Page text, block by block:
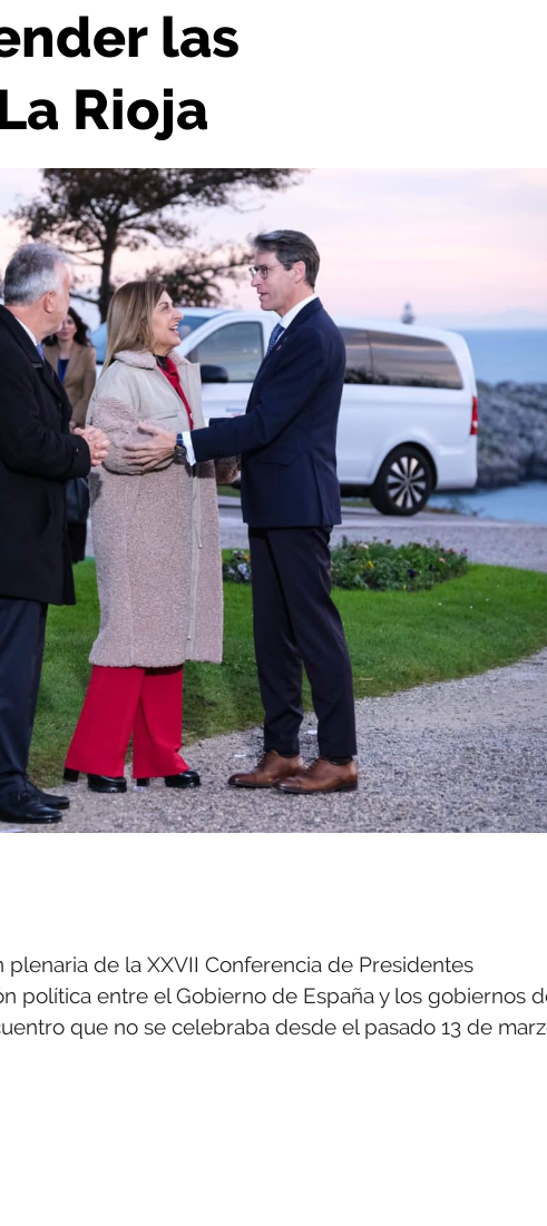
las
Rioja
de la XXVII Conferencia de Presidentes
política entre el Gobierno de España y los gobiernos
que no se celebraba desde el pasado 13 de